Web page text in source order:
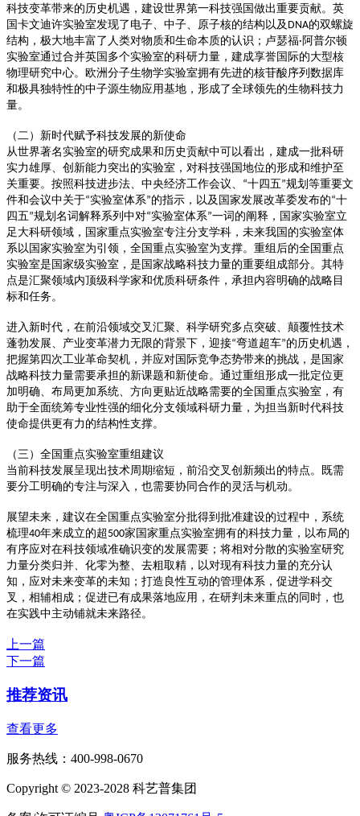
科技变革带来的历史机遇，建设世界第一科技强国做出重要贡献。英
国卡文迪许实验室发现了电子、中子、原子核的结构以及 DNA的双螺旋
结构，极大地丰富了人类对物质和生命本质的认识；卢瑟福· 阿普尔顿
实验室通过合并英国多个实验室的科研力量，建成享誉国际的大型核
物理研究中心。欧洲分子生物学实验室拥有先进的核苷酸序列数据库
和极具独特性的中子源生物应用基地，形成了全球领先的生物科技力
量。
（二）新时代赋予科技发展的新使命
从世界著名实验室的研究成果和历史贡献中可以看出，建成一批科研
实力雄厚、创新能力突出的实验室，对科技强国地位的形成和维护至
关重要。按照科技进步法、中央经济工作会议、 “十四五”规划等重要文
件和会议中关于“实验室体系”的指示，以及国家发展改革委发布的“十
四五”规划名词解释系列中对“实验室体系”一词的阐释，国家实验室立
足大科研领域，国家重点实验室专注分支学科，未来我国的实验室体
系以国家实验室为引领，全国重点实验室为支撑。重组后的全国重点
实验室是国家级实验室，是国家战略科技力量的重要组成部分。其特
点是汇聚领域内顶级科学家和优质科研条件，承担内容明确的战略目
标和任务。
进入新时代，在前沿领域交叉汇聚、科学研究多点突破、颠覆性技术
蓬勃发展、产业变革潜力无限的背景下，迎接“弯道超车”的历史机遇，
把握第四次工业革命契机，并应对国际竞争态势带来的挑战，是国家
战略科技力量需要承担的新课题和新使命。通过重组形成一批定位更
加明确、布局更加系统、方向更贴近战略需要的全国重点实验室，有
助于全面统筹专业性强的细化分支领域科研力量，为担当新时代科技
使命提供更有力的结构性支撑。
（三）全国重点实验室重组建议
当前科技发展呈现出技术周期缩短，前沿交叉创新频出的特点。既需
要分工明确的专注与深入，也需要协同合作的灵活与机动。
展望未来，建议在全国重点实验室分批得到批准建设的过程中，系统
梳理40年来成立的超500家国家重点实验室拥有的科技力量，以布局的
有序应对在科技领域准确识变的发展需要；将相对分散的实验室研究
力量分类归并、化零为整、去粗取精，以对现有科技力量的充分认
知，应对未来变革的未知；打造良性互动的管理体系，促进学科交
叉，相辅相成；促进已有成果落地应用，在研判未来重点的同时，也
在实践中主动铺就未来路径。
上一篇
下一篇
推荐资讯
查看更多
服务热线：400-998-0670
Copyright © 2023-2028 科艺普集团